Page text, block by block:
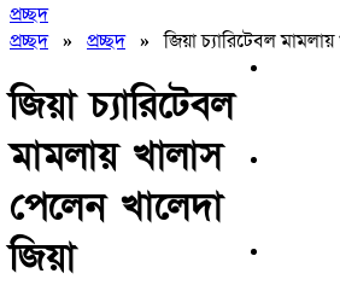
প্রচ্ছদ
প্রচ্ছদ» প্রচ্ছদ»জিয়া চ্যারিটেবল
জিয়া চ্যারিটেবল
মামলায় খালাস
পেলেন খালেদা
জিয়া